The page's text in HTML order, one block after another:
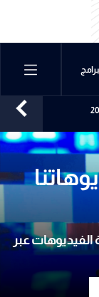
عبر